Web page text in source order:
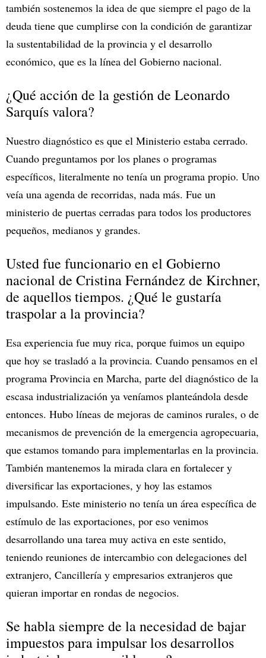
también sostenemos la idea de que siempre el pago de la
deuda tiene que cumplirse con la condición de garantizar
la sustentabilidad de la provincia y el desarrollo
económico, que es la línea del Gobierno nacional.
¿Qué acción de la gestión de Leonardo
Sarquís valora?
Nuestro diagnóstico es que el Ministerio estaba cerrado.
Cuando preguntamos por los planes o programas
específicos, literalmente no tenía un programa propio. Uno
veía una agenda de recorridas, nada más. Fue un
ministerio de puertas cerradas para todos los productores
pequeños, medianos y grandes.
Usted fue funcionario en el Gobierno
nacional de Cristina Fernández de Kirchner,
de aquellos tiempos. ¿Qué le gustaría
traspolar a la provincia?
Esa experiencia fue muy rica, porque fuimos un equipo
que hoy se trasladó a la provincia. Cuando pensamos en el
programa Provincia en Marcha, parte del diagnóstico de la
escasa industrialización ya veníamos planteándola desde
entonces. Hubo líneas de mejoras de caminos rurales, o de
mecanismos de prevención de la emergencia agropecuaria,
que estamos tomando para implementarlas en la provincia.
También mantenemos la mirada clara en fortalecer y
diversificar las exportaciones, y hoy las estamos
impulsando. Este ministerio no tenía un área específica de
estímulo de las exportaciones, por eso venimos
desarrollando una tarea muy activa en este sentido,
teniendo reuniones de intercambio con delegaciones del
extranjero, Cancillería y empresarios extranjeros que
quieran importar en rondas de negocios.
Se habla siempre de la necesidad de bajar
impuestos para impulsar los desarrollos